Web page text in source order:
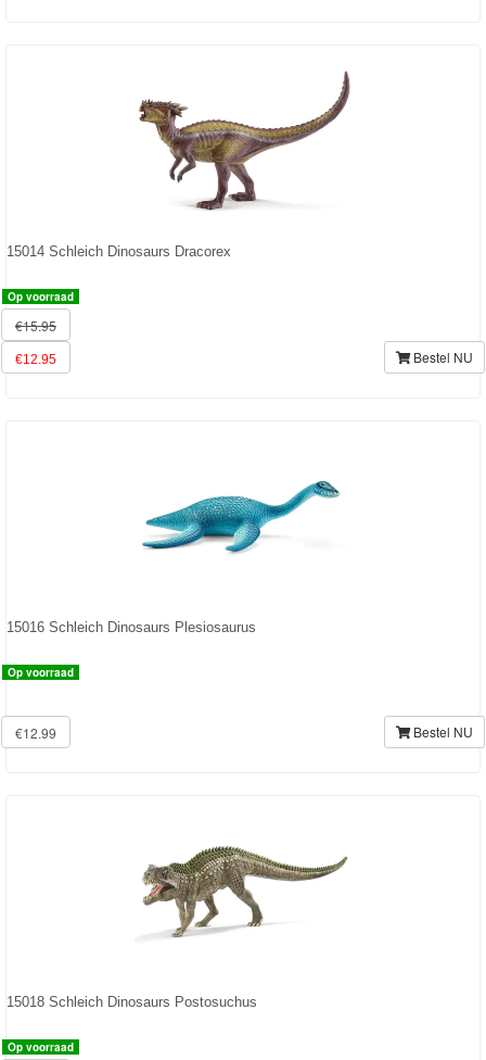
15014 Schleich Dinosaurs Dracorex
Op voorraad
€15.95
€12.95 Bestel NU
15016 Schleich Dinosaurs Plesiosaurus
Op voorraad
€12.99 Bestel NU
15018 Schleich Dinosaurs Postosuchus
Op voorraad